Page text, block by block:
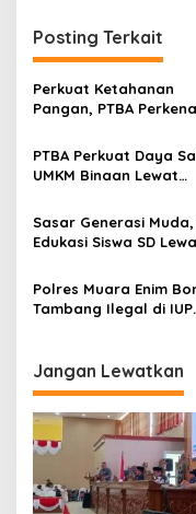
a
s
i
o
Posting Terkait
Perkuat Ketahanan
Pangan, PTBA
Inagritech 2026
PTBA Perkuat Daya
UMKM Binaan Lewat
Festival 2026
Sasar Generasi Muda,
Edukasi Siswa SD
Polres Muara Enim
Tambang Ilegal di IUP
Jangan Lewatkan